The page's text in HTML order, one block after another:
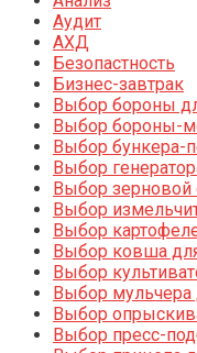
Аудит
АХД
Безопастность
Бизнес-завтрак
Выбор бороны
Выбор бороны-
Выбор бункера-
Выбор
Выбор зерновой
Выбор
Выбор
Выбор ковша
Выбор
Выбор мульчера
Выбор
Выбор пресс-